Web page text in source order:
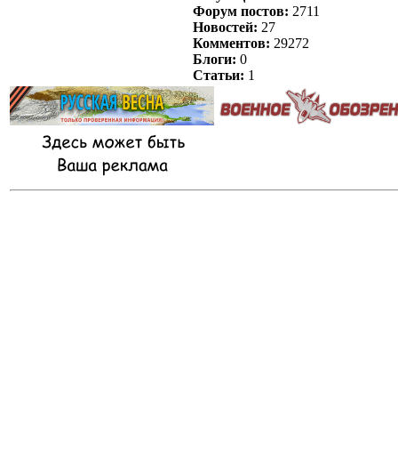
Форум постов: 2711
Новостей: 27
Комментов: 29272
Блоги: 0
Статьи: 1